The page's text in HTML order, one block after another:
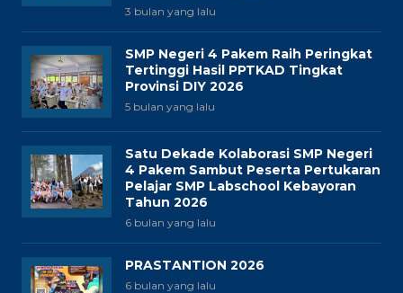
3 bulan yang lalu
SMP Negeri 4 Pakem Raih Peringkat
Tertinggi Hasil PPTKAD Tingkat
Provinsi DIY 2026
5 bulan yang lalu
Satu Dekade Kolaborasi SMP Negeri
4 Pakem Sambut Peserta Pertukaran
Pelajar SMP Labschool Kebayoran
Tahun 2026
6 bulan yang lalu
PRASTANTION 2026
6 bulan yang lalu